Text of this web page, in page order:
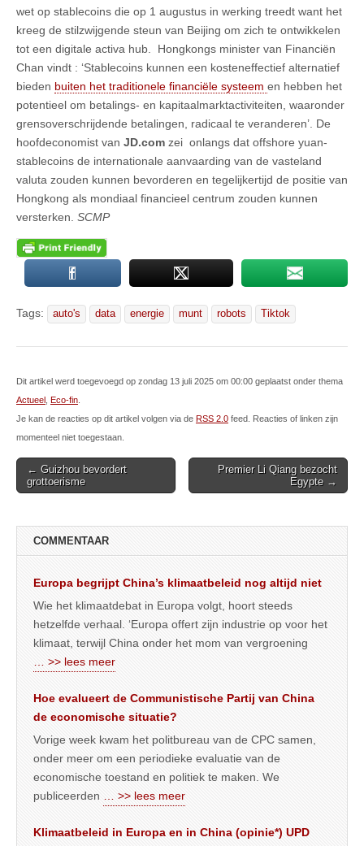
wet op stablecoins die op 1 augustus in werking treedt want het
kreeg de stilzwijgende steun van Beijing om zich te ontwikkelen
tot een digitale activa hub. Hongkongs minister van Financiën
Chan vindt : ‘Stablecoins kunnen een kosteneffectief alternatief
bieden buiten het traditionele financiële systeem en hebben het
potentieel om betalings- en kapitaalmarktactiviteiten, waaronder
grensoverschrijdende betalingen, radicaal te veranderen’. De
hoofdeconomist van JD.com zei onlangs dat offshore yuan-
stablecoins de internationale aanvaarding van de vasteland
valuta zouden kunnen bevorderen en tegelijkertijd de positie van
Hongkong als mondiaal financieel centrum zouden kunnen
versterken. SCMP
Tags: auto's data energie munt robots Tiktok
Dit artikel werd toegevoegd op zondag 13 juli 2025 om 00:00 geplaatst onder thema
Actueel Eco-fin
Je kan de reacties op dit artikel volgen via de RSS 2.0 feed. Reacties of linken zijn
momenteel niet toegestaan.
Post
navigation
← Guizhou bevordert
grottoerisme
Premier Li Qiang bezocht
Egypte →
COMMENTAAR
Europa begrijpt China’s klimaatbeleid nog altijd niet
Wie het klimaatdebat in Europa volgt, hoort steeds
hetzelfde verhaal. ‘Europa offert zijn industrie op voor het
klimaat, terwijl China onder het mom van vergroening
… >> lees meer
Hoe evalueert de Communistische Partij van China
de economische situatie?
Vorige week kwam het politbureau van de CPC samen,
onder meer om een periodieke evaluatie van de
economische toestand en politiek te maken. We
publiceerden
… >> lees meer
Klimaatbeleid in Europa en in China (opinie*) UPD